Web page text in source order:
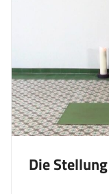
Die